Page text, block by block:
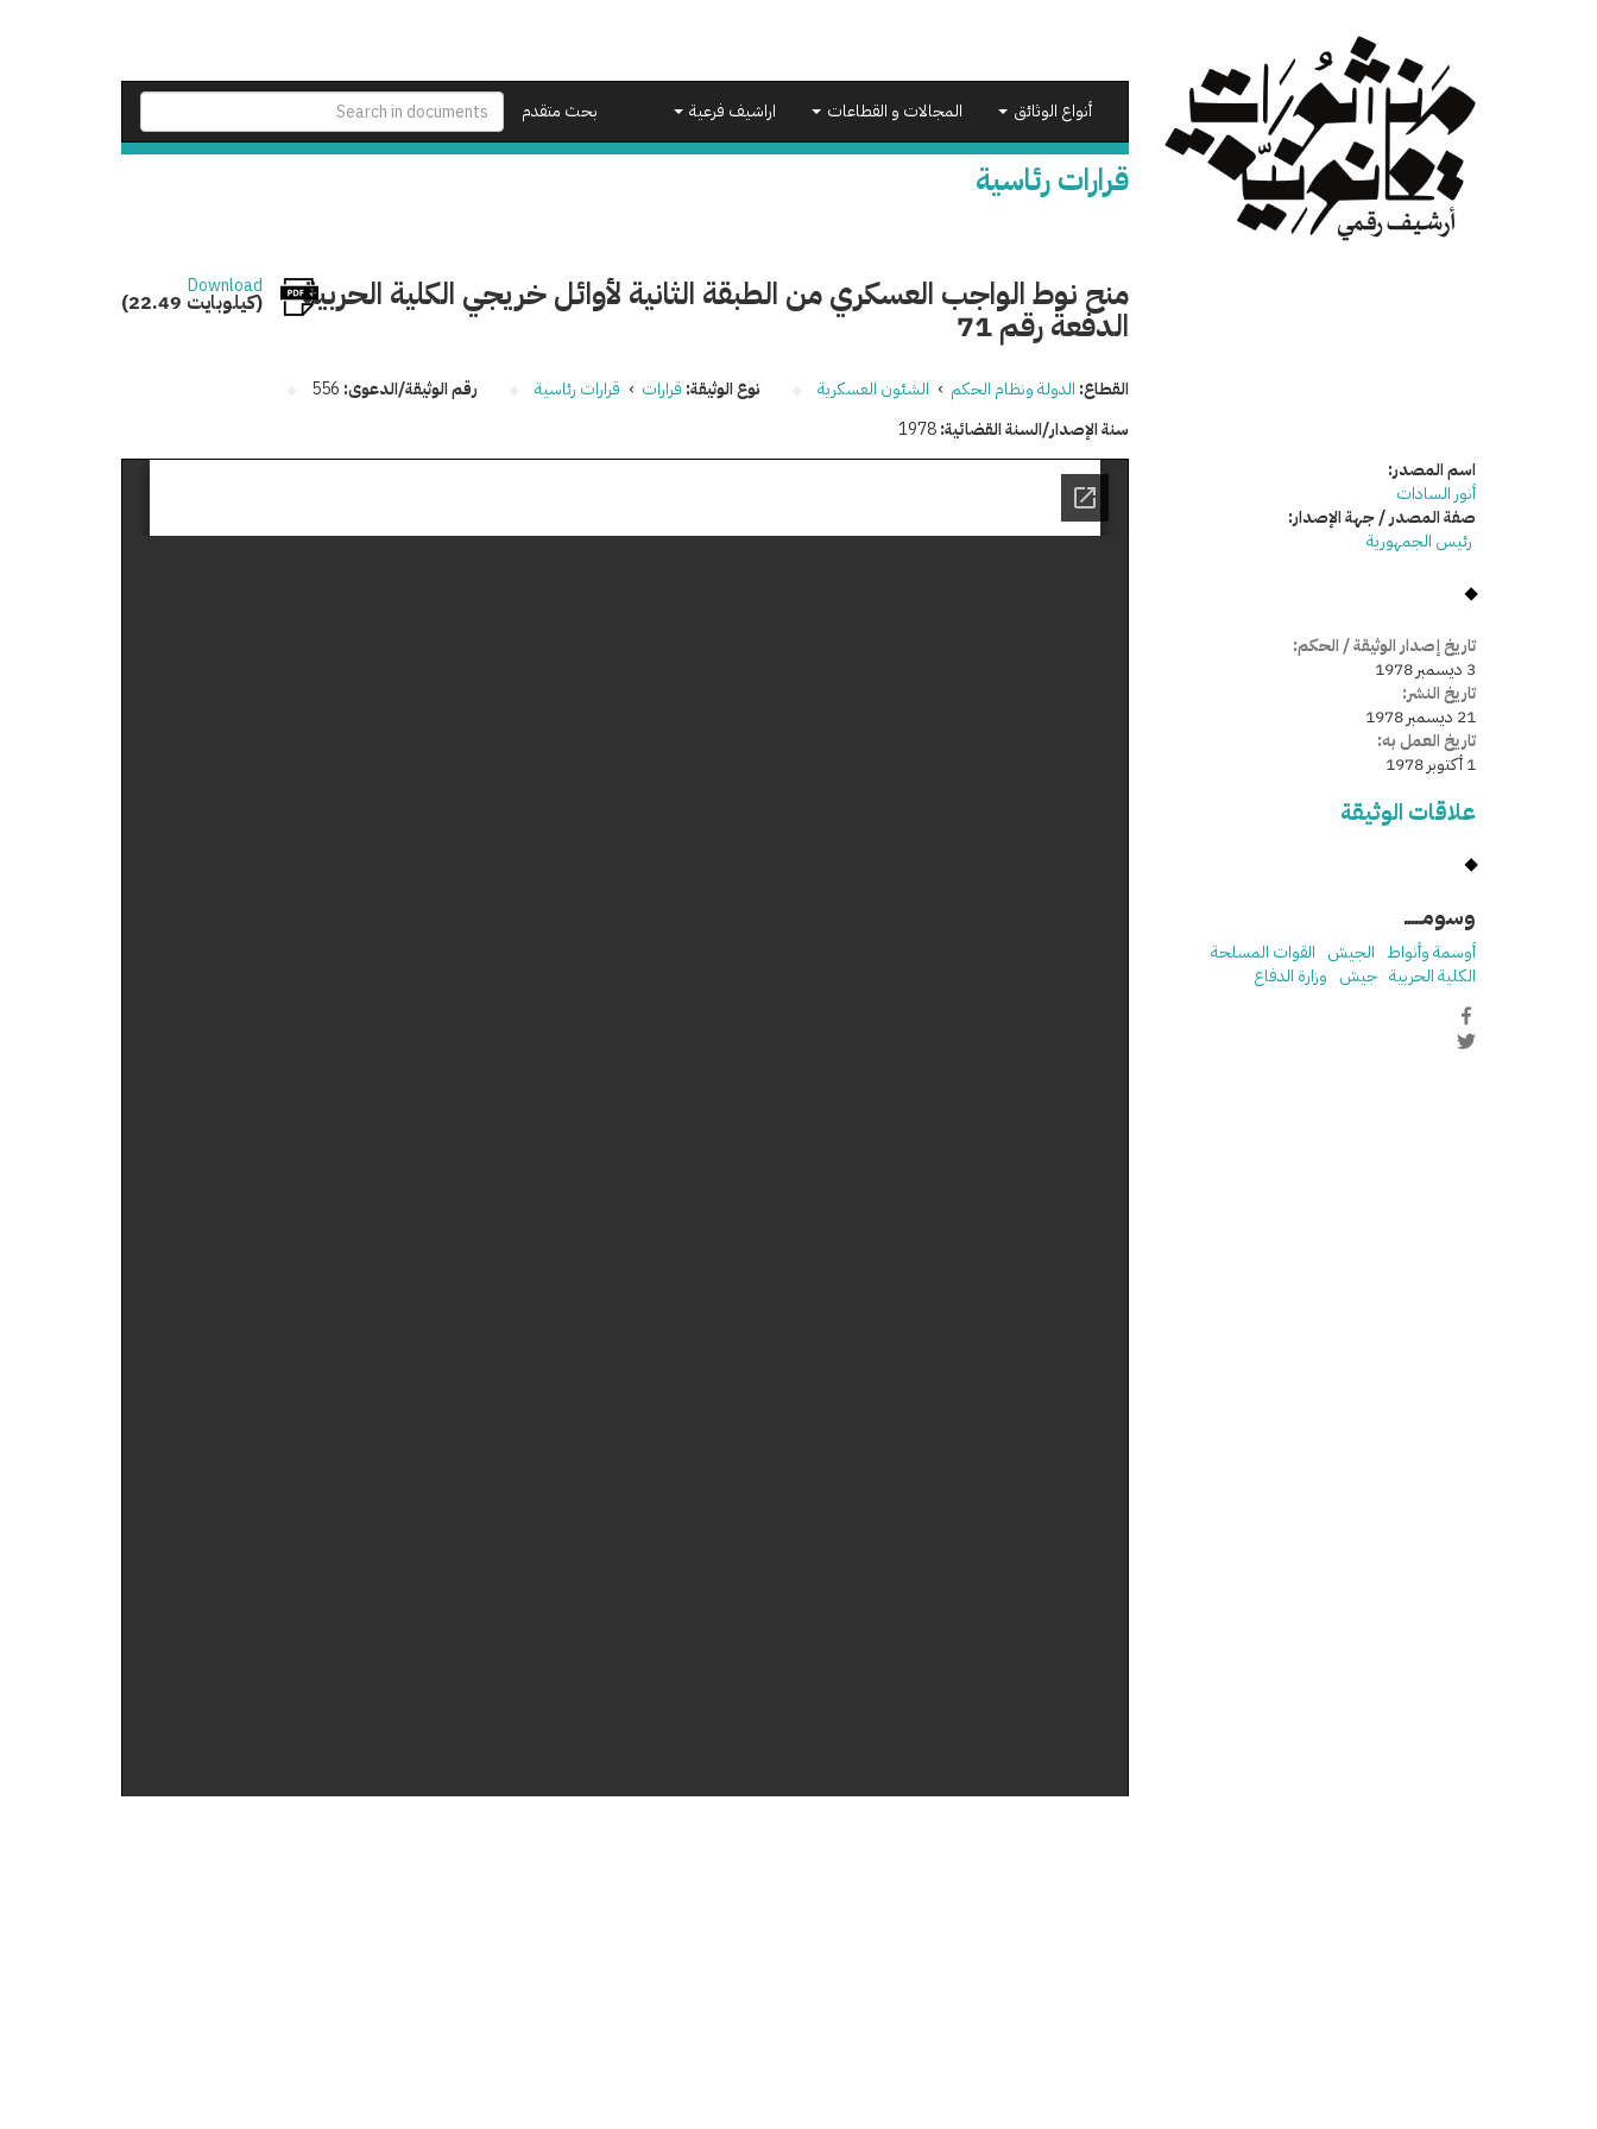
بحث متقدم
أنواع الوثائق المجالات و القطاعات اراشيف فرعية
قرارات رئاسية
منح نوط الواجب العسكري من الطبقة الثانية لأوائل خريجي الكلية الحربية
الدفعة رقم 71
Download
(22.49 كيلوبايت)
القطاع: الدولة ونظام الحكم › الشئون العسكرية نوع الوثيقة: قرارات › قرارات رئاسية رقم الوثيقة/الدعوى: 556
سنة الإصدار/السنة القضائية:1978
اسم المصدر:
أنور السادات
صفة المصدر / جهة الإصدار:
رئيس الجمهورية
تاريخ إصدار الوثيقة / الحكم:
3 ديسمبر 1978
تاريخ النشر:
21 ديسمبر 1978
تاريخ العمل به:
1 أكتوبر 1978
علاقات الوثيقة
وسومـــــ
أوسمة وأنواط الجيش القوات المسلحة
الكلية الحربية جيش وزارة الدفاع